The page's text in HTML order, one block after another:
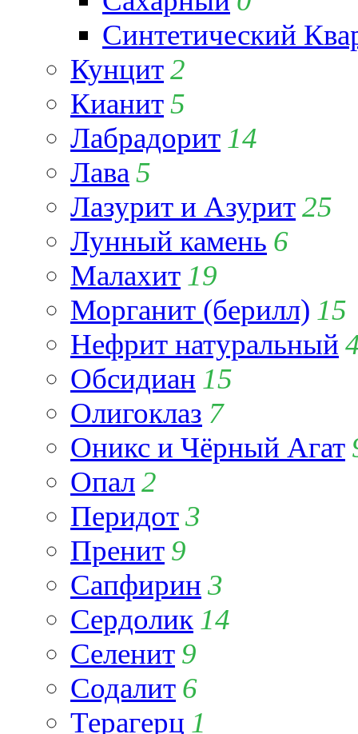
Синтетический
Кунцит2
Кианит5
Лабрадорит 14
Лава 5
Лазурит и Азурит25
Лунный камень 6
Малахит 19
Морганит (берилл) 15
Нефрит натуральный
Обсидиан 15
Олигоклаз 7
Оникс и Чёрный Агат
Опал2
Перидот3
Пренит 9
Сапфирин 3
Сердолик 14
Селенит 9
Содалит 6
Терагерц 1